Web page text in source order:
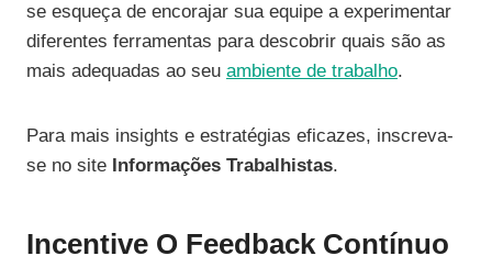
se esqueça de encorajar sua equipe a experimentar
diferentes ferramentas para descobrir quais são as
mais adequadas ao seu ambiente de trabalho.
Para mais insights e estratégias eficazes, inscreva-
se no site Informações Trabalhistas.
Incentive O Feedback Contínuo